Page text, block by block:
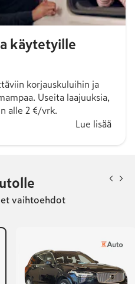
käytetyille
korjauskuluihin ja
Useita laajuuksia,
alle 2 €/vrk.
Lue lisää
vaihtoehdot